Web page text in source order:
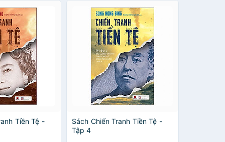
Tiền Tệ -
Sách Chiến Tranh Tiền Tệ -
Tập 4